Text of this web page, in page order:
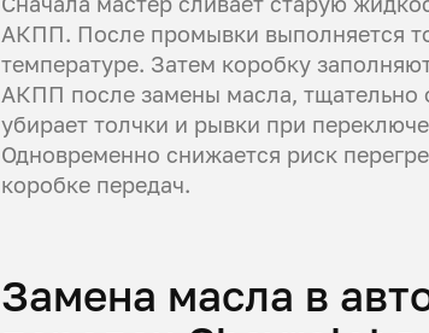
АКПП. После промывки выполняется
температуре. Затем коробку
АКПП после замены масла, тщательно
убирает толчки и рывки при
Одновременно снижается риск
коробке передач.
Замена масла в